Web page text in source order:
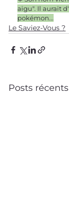
aigu". Il aurait
pokémon...
Le Saviez-Vous ?
Posts récents